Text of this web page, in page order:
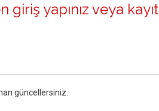
giriş yapınız veya kayıt
güncellersiniz.